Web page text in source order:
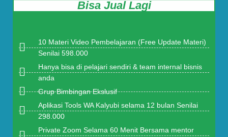
Bisa Jual Lagi
10 Materi Video Pembelajaran (Free Update Materi)
Senilai 598.000
Hanya bisa di pelajari sendiri & team internal bisnis
anda
Grup Bimbingan Ekslusif
Aplikasi Tools WA Kalyubi selama 12 bulan Senilai
298.000
Private Zoom Selama 60 Menit Bersama mentor